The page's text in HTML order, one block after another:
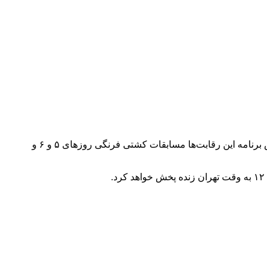
به گزارش ایسنا، رقابت‌های کشتی بزرگسالان قهرمانی آسیا روزهای پنجم لغایت دهم فروردین در شهر امان اردن برگزار می‌شوند. بر اساس برنامه این رقابت‌ها مسابقات کشتی فرنگی روزهای ۵ و ۶ و